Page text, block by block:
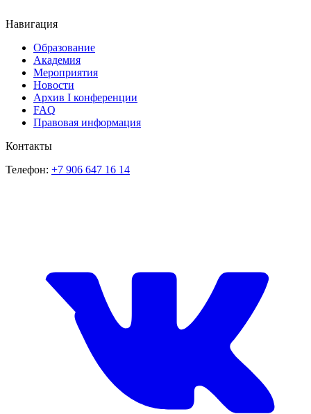
Навигация
Образование
Академия
Мероприятия
Новости
Архив I конференции
FAQ
Правовая информация
Контакты
Телефон: +7 906 647 16 14